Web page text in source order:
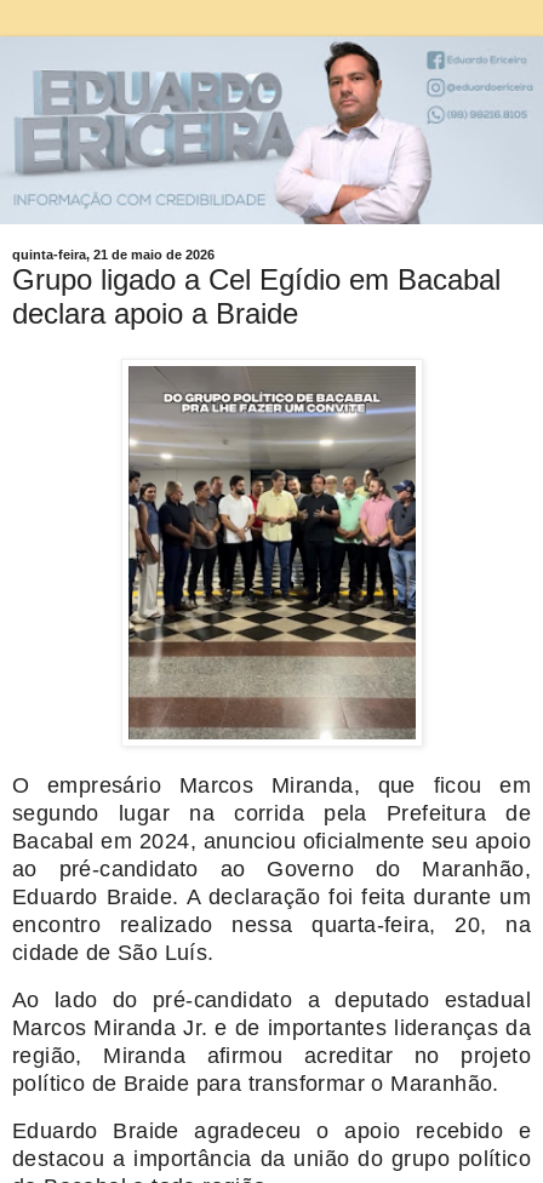
quinta-feira, 21 de maio de 2026
Grupo ligado a Cel Egídio em Bacabal
declara apoio a Braide
O empresário Marcos Miranda, que ficou em
segundo l ugar nacorrida pela Prefeitura de
Bacabal em 2024, anunciou oficialmenteseu apoio
ao pré-candidato ao Governo do Maranhão,
Eduardo Braide. A declaração foi feitadurante um
encontro realizado nessa quarta-feira, 20, na
cidade de São Luís.
Ao lado do pré-candidato a deputado estadual
Marcos Miranda Jr. e de importantes lideranças da
região, Miranda afirmou acreditar no projeto
político de Braide para transformar o Maranhão.
Eduardo Braide agradeceu o apoio recebido e
destacou a importância da união do grupo político